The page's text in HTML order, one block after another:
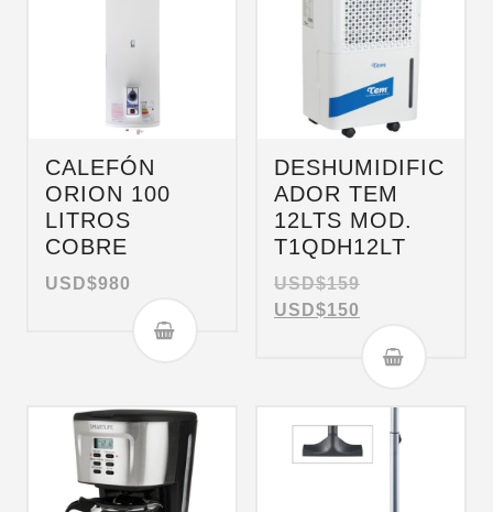
CALEFÓN
ORION 100
LITROS
COBRE
USD$980
DESHUMIDIFIC
ADOR TEM
12LTS MOD.
T1QDH12LT
USD$159
USD$150